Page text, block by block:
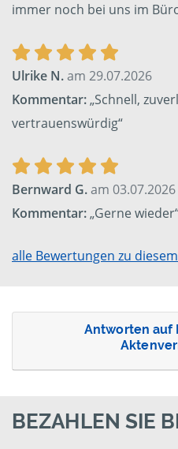
immer noch bei uns im
Ulrike N.am 29.07.2026
Kommentar:„Schnell,
vertrauenswürdig“
Bernward G.am 03.07.2026
Kommentar:„Gerne
alle Bewertungen zu
Antworten auf
BEZAHLEN SIE